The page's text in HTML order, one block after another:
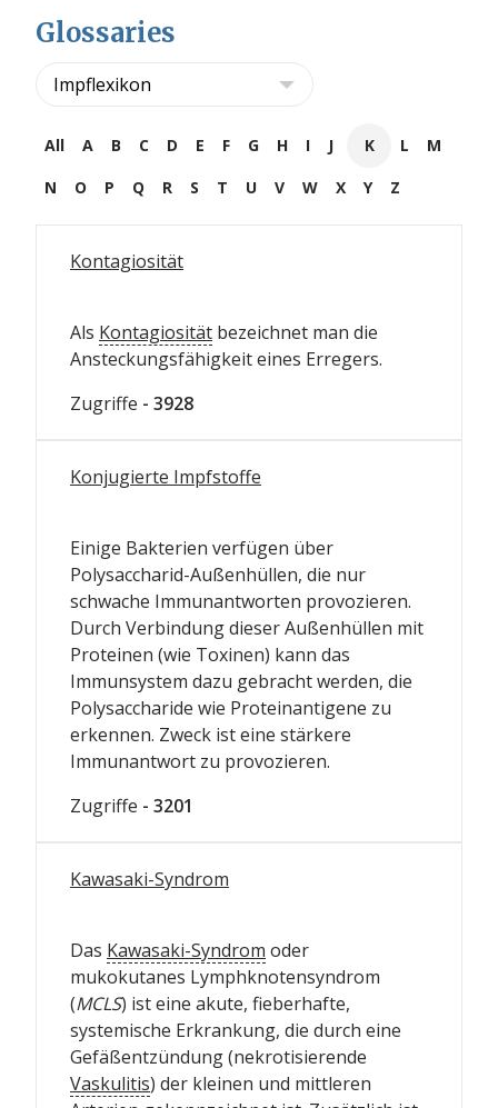
Glossaries
All A B C D E F G H I J K L
M
N
O P Q R S T U V W X Y Z
Kontagiosität
Als Kontagiosität bezeichnet man die
Ansteckungsfähigkeit eines Erregers.
Zugriffe - 3928
Konjugierte Impfstoffe
Einige Bakterien verfügen über
Polysaccharid-Außenhüllen, die nur
schwache Immunantworten provozieren.
Durch Verbindung dieser Außenhüllen mit
Proteinen (wie Toxinen) kann das
Immunsystem dazu gebracht werden, die
Polysaccharide wie Proteinantigene zu
erkennen. Zweck ist eine stärkere
Immunantwort zu provozieren.
Zugriffe - 3201
Kawasaki-Syndrom
Das Kawasaki-Syndrom oder
mukokutanes Lymphknotensyndrom
(MCLS) ist eine akute, fieberhafte,
systemische Erkrankung, die durch eine
Gefäßentzündung (nekrotisierende
Vaskulitis) der kleinen und mittleren